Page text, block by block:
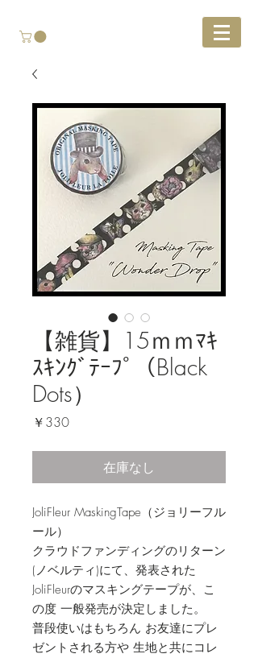
【雑貨】15ｍｍﾏｷ
ｽｷﾝｸﾞﾃｰﾌﾟ（Black
Dots）
￥330価
在庫なし
JoliFleur MaskingTape（ジョリーフル
ール）
クラウドファンディングのリターン
(ノベルティ)にて、発表された
JoliFleurのマスキングテープが、こ
の度 一般発売が決定しました。
普段使いはもちろん お友達にプレ
ゼントされる方や 生地と共にコレ